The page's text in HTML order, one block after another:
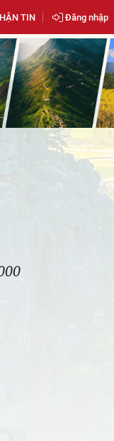
TIN Đăng nhập